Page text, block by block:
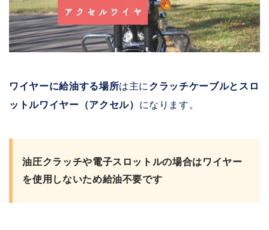
ワイヤーに給油する場所は主に クラッチケーブルとスロ
ットルワイヤー （アクセル） になります。
油圧クラッチや電子スロットルの場合はワイヤー
を使用しないため給油不要です